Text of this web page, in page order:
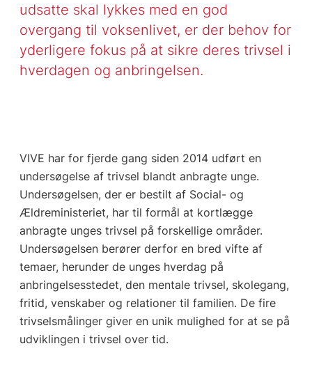
udsatte skal lykkes med en god
overgang til voksenlivet, er der behov for
yderligere fokus på at sikre deres trivsel i
hverdagen og anbringelsen.
VIVE har for fjerde gang siden 2014 udført en
undersøgelse af trivsel blandt anbragte unge.
Undersøgelsen, der er bestilt af Social- og
Ældreministeriet, har til formål at kortlægge
anbragte unges trivsel på forskellige områder.
Undersøgelsen berører derfor en bred vifte af
temaer, herunder de unges hverdag på
anbringelsesstedet, den mentale trivsel, skolegang,
fritid, venskaber og relationer til familien. De fire
trivselsmålinger giver en unik mulighed for at se på
udviklingen i trivsel over tid.